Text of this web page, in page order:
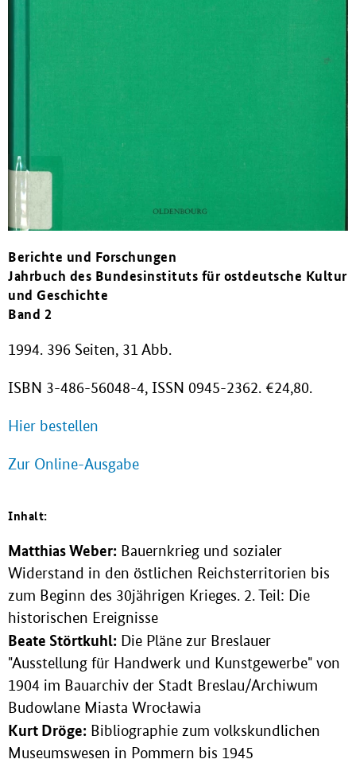
Berichte und Forschungen
Jahrbuch des Bundesinstituts für ostdeutsche Kultur
und Geschichte
Band 2
1994. 396 Seiten, 31 Abb.
ISBN 3-486-56048-4, ISSN 0945-2362. €24,80.
Hier bestellen
Zur Online-Ausgabe
Inhalt:
Matthias Weber: Bauernkrieg und sozialer
Widerstand in den östlichen Reichsterritorien bis
zum Beginn des 30jährigen Krieges. 2. Teil: Die
historischen Ereignisse
Beate Störtkuhl: Die Pläne zur Breslauer
"Ausstellung für Handwerk und Kunstgewerbe" von
1904 im Bauarchiv der Stadt Breslau/Archiwum
Budowlane Miasta Wrocławia
Kurt Dröge: Bibliographie zum volkskundlichen
Museumswesen in Pommern bis 1945